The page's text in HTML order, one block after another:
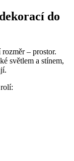
do
– prostor.
světlem a stínem,